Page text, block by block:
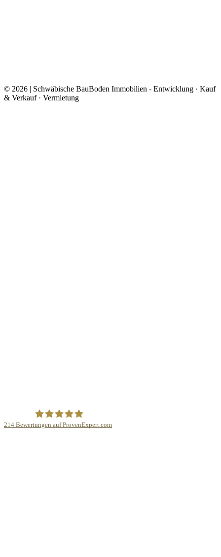
© 2026 | Schwäbische BauBoden Immobilien - Entwicklung · Kauf
& Verkauf · Vermietung
214 Bewertungen auf ProvenExpert.com